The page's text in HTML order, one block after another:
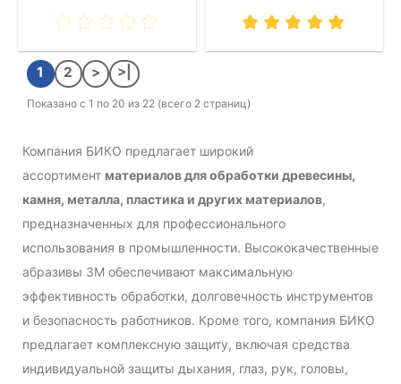
1 2 > >|
Показано с 1 по 20 из 22 (всего 2 страниц)
Компания БИКО предлагает широкий
ассортимент материалов для обработки древесины,
камня, металла, пластика и других материалов,
предназначенных для профессионального
использования в промышленности. Высококачественные
абразивы 3М обеспечивают максимальную
эффективность обработки, долговечность инструментов
и безопасность работников. Кроме того, компания БИКО
предлагает комплексную защиту, включая средства
индивидуальной защиты дыхания, глаз, рук, головы,